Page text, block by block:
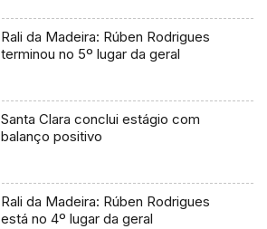
Rali da Madeira: Rúben Rodrigues
terminou no 5º lugar da geral
Santa Clara conclui estágio com
balanço positivo
Rali da Madeira: Rúben Rodrigues
está no 4º lugar da geral